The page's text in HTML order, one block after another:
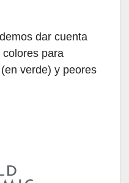
dar cuenta
para
verde) y peores